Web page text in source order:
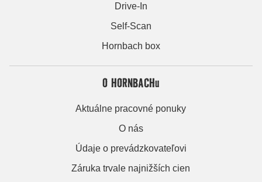
Drive-In
Self-Scan
Hornbach box
O HORNBACHu
Aktuálne pracovné ponuky
O nás
Údaje o prevádzkovateľovi
Záruka trvale najnižších cien